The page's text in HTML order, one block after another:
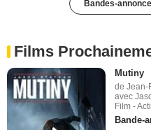
Bandes-
Films
Mutiny
de Jean-
avec
Film -
Bande-